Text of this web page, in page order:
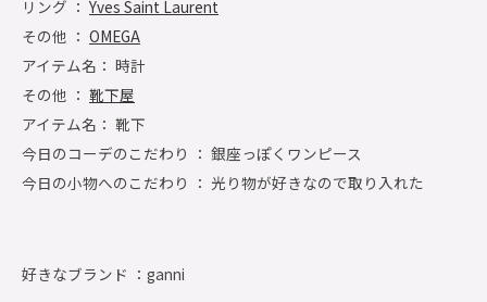
リング ： Yves Saint Laurent
その他 ： OMEGA
アイテム名： 時計
その他 ： 靴下屋
アイテム名： 靴下
今日のコーデのこだわり ： 銀座っぽくワンピース
今日の小物へのこだわり ： 光り物が好きなので取り入れた
好きなブランド ： ganni